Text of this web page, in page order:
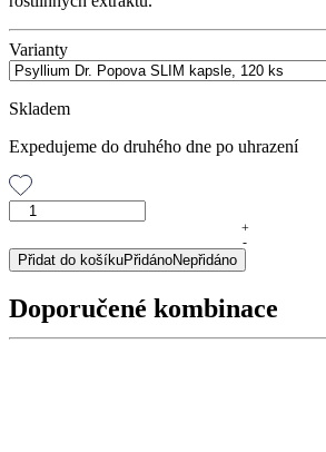
Varianty
Skladem
Expedujeme do druhého dne po uhrazení
Psyllium
Popova
SLIM
120
+
-
Přidat do košíkuPřidánoNepřidáno
Doporučené kombinace